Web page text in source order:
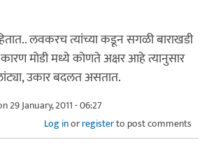
लवकरच त्यांच्या कडून सगळी बाराखडी
मोडी मध्ये कोणते अक्षर आहे त्यानुसार
उकार बदलत असतात.
29 January, 2011 - 06:27
Log inorregisterto post comments